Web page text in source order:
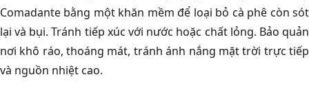
Comadante bằng một khăn mềm để loại bỏ cà phê còn sót
lại và bụi. Tránh tiếp xúc với nước hoặc chất lỏng. Bảo quản
nơi khô ráo, thoáng mát, tránh ánh nắng mặt trời trực tiếp
và nguồn nhiệt cao.